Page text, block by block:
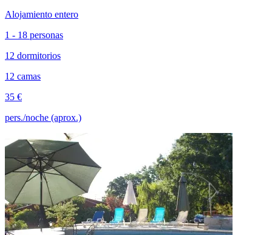
Alojamiento entero
1 - 18 personas
12 dormitorios
12 camas
35 €
pers./noche (aprox.)